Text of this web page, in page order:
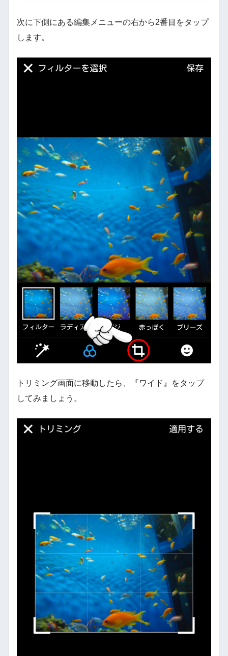
次に下側にある編集メニューの右から2番目をタップ
します。
トリミング画面に移動したら、『ワイド』をタップ
してみましょう。